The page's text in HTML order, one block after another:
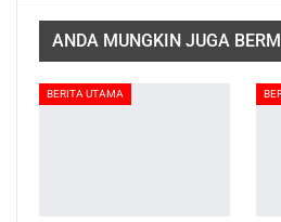
ANDA MUNGKIN JUGA
BERITA UTAMA